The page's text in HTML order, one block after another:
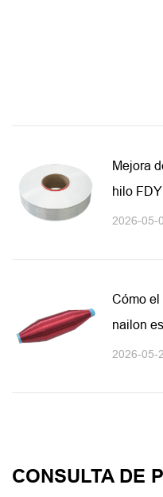
Mejora
hilo
2026-05-
Cómo el
nailon
2026-05-
CONSULTA DE